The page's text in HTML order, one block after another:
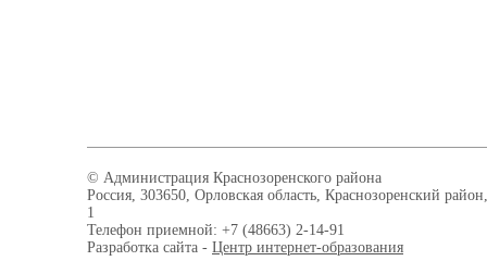
© Администрация Краснозоренского района
Россия, 303650, Орловская область, Краснозоренский
1
Телефон приемной: +7 (48663) 2-14-91
Разработка сайта - Центр интернет-образования